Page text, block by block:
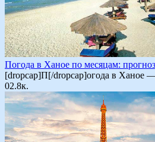
Погода в Ханое по месяцам:
[dropcap]П[/dropcap]огода в Ханое
02.8к.